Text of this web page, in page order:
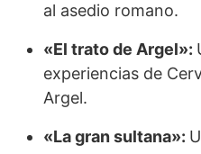
al asedio romano.
«El trato de Argel»:
experiencias de
Argel.
«La gran sultana»: